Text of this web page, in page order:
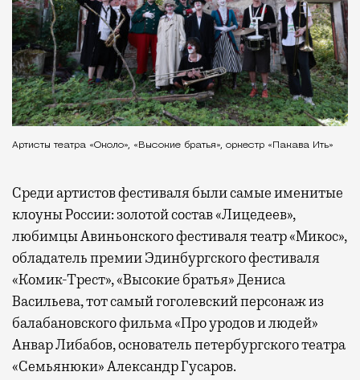
Артисты театра «Около», «Высокие братья», оркестр «Пакава Ить»
Среди артистов фестиваля были самые именитые
клоуны России: золотой состав «Лицедеев»,
любимцы Авиньонского фестиваля театр «Микос»,
обладатель премии Эдинбургского фестиваля
«Комик-Трест», «Высокие братья» Дениса
Васильева, тот самый гоголевский персонаж из
балабановского фильма «Про уродов и людей»
Анвар Либабов, основатель петербургского театра
«Семьянюки» Александр Гусаров.